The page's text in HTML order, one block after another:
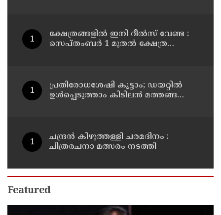
ക്ഷേത്രങ്ങളിൽ ഇനി റീൽസ് വേണ്ട :
സെപ്തംബർ 1 മുതൽ ക്ഷേത്ര
സർക്കാർ
പ്രതിരോധശേഷി കൂട്ടാം; ഡയറ്റിൽ
ഉൾപ്പെടുത്താം കിടിലൻ മത്തങ്ങ
ചന്ദ്രൻ കിഴുത്തള്ളി ചരമദിനം :
ചിത്രരചനാ മത്സരം നടത്തി
Featured